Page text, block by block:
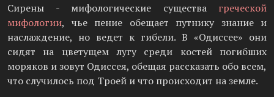
Сирены - мифологические существа греческой
мифологии, чье пение обещает путнику знание и
наслаждение, но ведет к гибели. В «Одиссее» они
сидят на цветущем лугу среди костей погибших
моряков и зовут Одиссея, обещая рассказать обо всем,
что случилось под Троей и что происходит на земле.